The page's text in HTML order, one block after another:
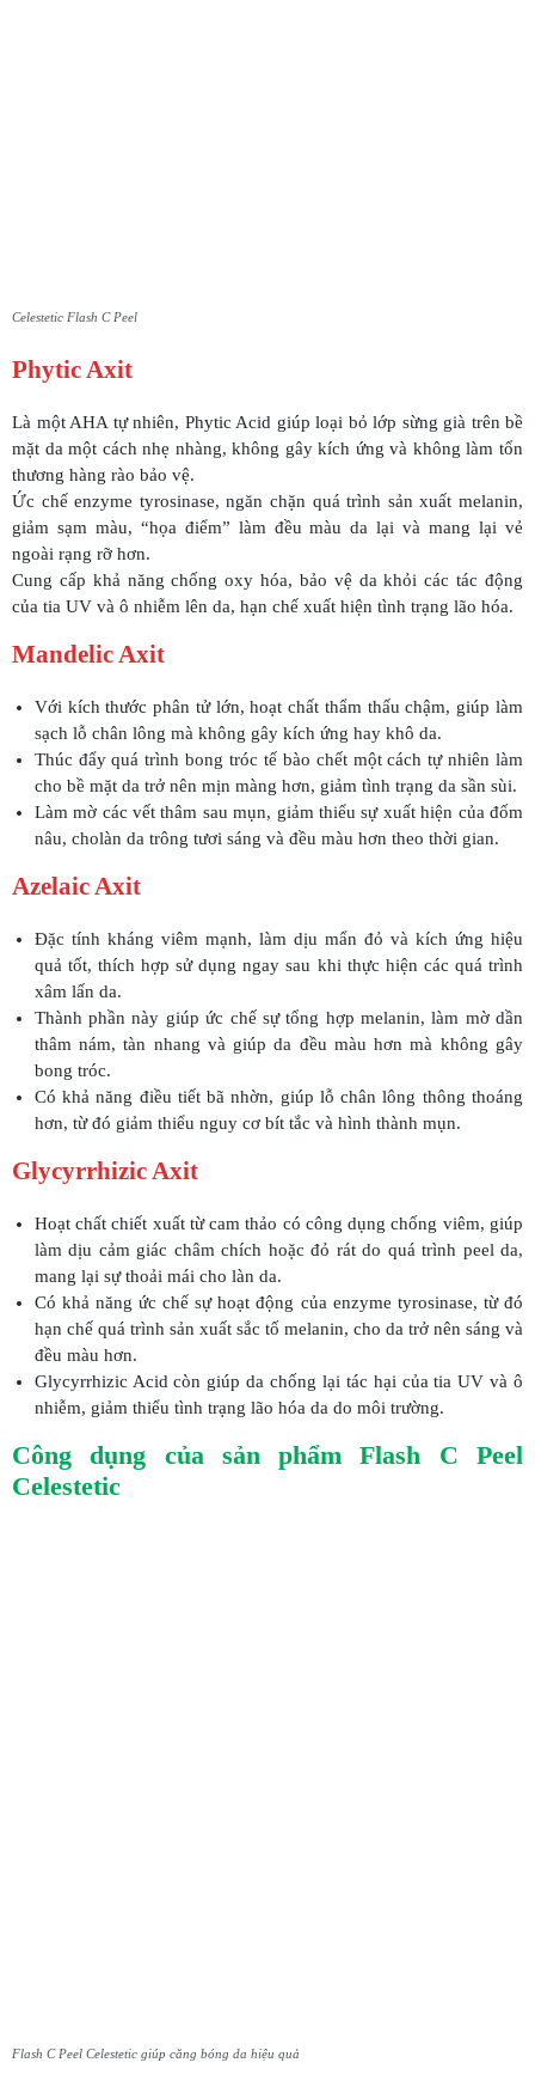
Celestetic Flash C Peel
Phytic Axit
Là một AHA tự nhiên, Phytic Acid giúp loại bỏ lớp sừng già trên bề
mặt da một cách nhẹ nhàng, không gây kích ứng và không làm tổn
thương hàng rào bảo vệ.
Ức chế enzyme tyrosinase, ngăn chặn quá trình sản xuất melanin,
giảm sạm màu, “họa điểm” làm đều màu da lại và mang lại vẻ
ngoài rạng rỡ hơn.
Cung cấp khả năng chống oxy hóa, bảo vệ da khỏi các tác động
của tia UV và ô nhiễm lên da, hạn chế xuất hiện tình trạng lão hóa.
Mandelic Axit
Với kích thước phân tử lớn, hoạt chất thẩm thấu chậm, giúp làm
sạch lỗ chân lông mà không gây kích ứng hay khô da.
Thúc đẩy quá trình bong tróc tế bào chết một cách tự nhiên làm
cho bề mặt da trở nên mịn màng hơn, giảm tình trạng da sần sùi.
Làm mờ các vết thâm sau mụn, giảm thiểu sự xuất hiện của đốm
nâu, cholàn da trông tươi sáng và đều màu hơn theo thời gian.
Azelaic Axit
Đặc tính kháng viêm mạnh, làm dịu mẩn đỏ và kích ứng hiệu
quả tốt, thích hợp sử dụng ngay sau khi thực hiện các quá trình
xâm lấn da.
Thành phần này giúp ức chế sự tổng hợp melanin, làm mờ dần
thâm nám, tàn nhang và giúp da đều màu hơn mà không gây
bong tróc.
Có khả năng điều tiết bã nhờn, giúp lỗ chân lông thông thoáng
hơn, từ đó giảm thiểu nguy cơ bít tắc và hình thành mụn.
Glycyrrhizic Axit
Hoạt chất chiết xuất từ cam thảo có công dụng chống viêm, giúp
làm dịu cảm giác châm chích hoặc đỏ rát do quá trình peel da,
mang lại sự thoải mái cho làn da.
Có khả năng ức chế sự hoạt động của enzyme tyrosinase, từ đó
hạn chế quá trình sản xuất sắc tố melanin, cho da trở nên sáng và
đều màu hơn.
Glycyrrhizic Acid còn giúp da chống lại tác hại của tia UV và ô
nhiễm, giảm thiểu tình trạng lão hóa da do môi trường.
Công dụng của sản phẩm Flash C Peel
Celestetic
Flash C Peel Celestetic giúp căng bóng da hiệu quả